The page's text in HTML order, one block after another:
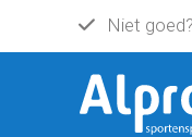
Niet
€